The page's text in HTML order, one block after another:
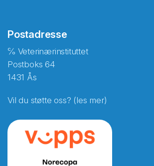
Postadresse
℅ Veterinærinstituttet
Postboks 64
1431 Ås
Vil du støtte oss? (les mer)